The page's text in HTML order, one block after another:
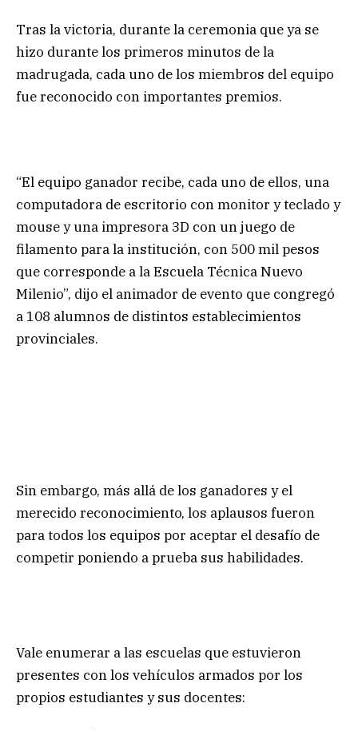
Tras la victoria, durante la ceremonia que ya se
hizo durante los primeros minutos de la
madrugada, cada uno de los miembros del equipo
fue reconocido con importantes premios.
“El equipo ganador recibe, cada uno de ellos, una
computadora de escritorio con monitor y teclado y
mouse y una impresora 3D con un juego de
filamento para la institución, con 500 mil pesos
que corresponde a la Escuela Técnica Nuevo
Milenio”, dijo el animador de evento que congregó
a 108 alumnos de distintos establecimientos
provinciales.
Sin embargo, más allá de los ganadores y el
merecido reconocimiento, los aplausos fueron
para todos los equipos por aceptar el desafío de
competir poniendo a prueba sus habilidades.
Vale enumerar a las escuelas que estuvieron
presentes con los vehículos armados por los
propios estudiantes y sus docentes: